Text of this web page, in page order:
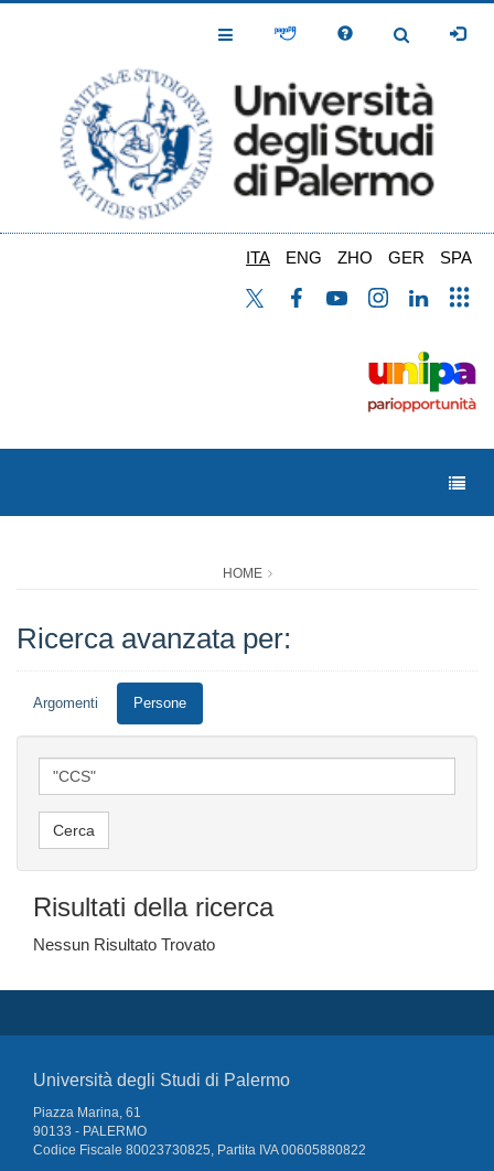
Toggle
Toggle
ITA ENG ZHO GER SPA
HOME
Ricerca avanzata per:
Argomenti Persone
Risultati della ricerca
Nessun Risultato Trovato
Università degli Studi di Palermo
Piazza Marina, 61
90133 - PALERMO
Codice Fiscale 80023730825, Partita IVA 00605880822